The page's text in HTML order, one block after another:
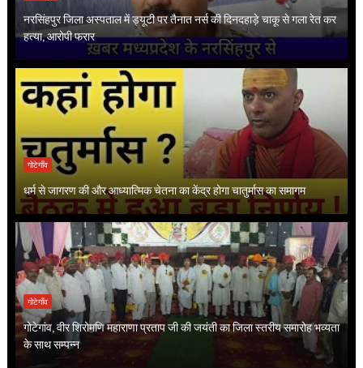
नरसिंहपुर जिला अस्पताल में ड्यूटी पर तैनात नर्स की दिनदहाड़े चाकू से गला रेत कर
हत्या, आरोपी फरार
गोटेगाँव
धर्म से जागरण की और आध्यात्मिक चेतना का केंद्र होगा चातुर्मास का समागम
गोटेगाँव
गोटेगांव, वीर शिरोमणि महाराणा प्रताप जी की जयंती का जिला स्तरीय समारोह भव्यता
के साथ सम्पन्न